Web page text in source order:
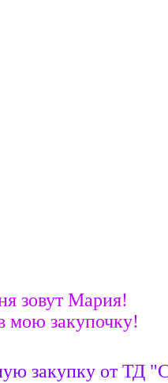
зовут Мария!
мою закупочку!
закупку от ТД